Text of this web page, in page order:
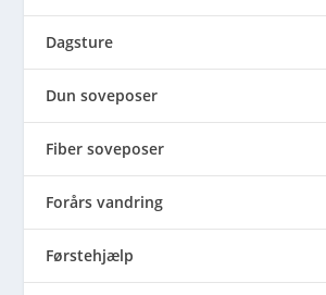
Dagsture
Dun soveposer
Fiber soveposer
Forårs vandring
Førstehjælp